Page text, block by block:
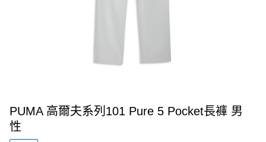
PUMA 高爾夫系列101 Pure 5 Pocket長褲 男
性